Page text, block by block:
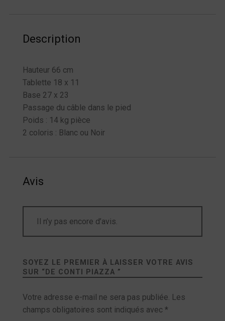
Description
Hauteur 66 cm
Tablette 18 x 11
Base 27 x 23
Passage du câble dans le pied
Poids : 14 kg pièce
2 coloris : Blanc ou Noir
Avis
Il n’y pas encore d’avis.
SOYEZ LE PREMIER À LAISSER VOTRE AVIS
SUR “ DE CONTI PIAZZA ”
Votre adresse e-mail ne sera pas publiée. Les
champs obligatoires sont indiqués avec *